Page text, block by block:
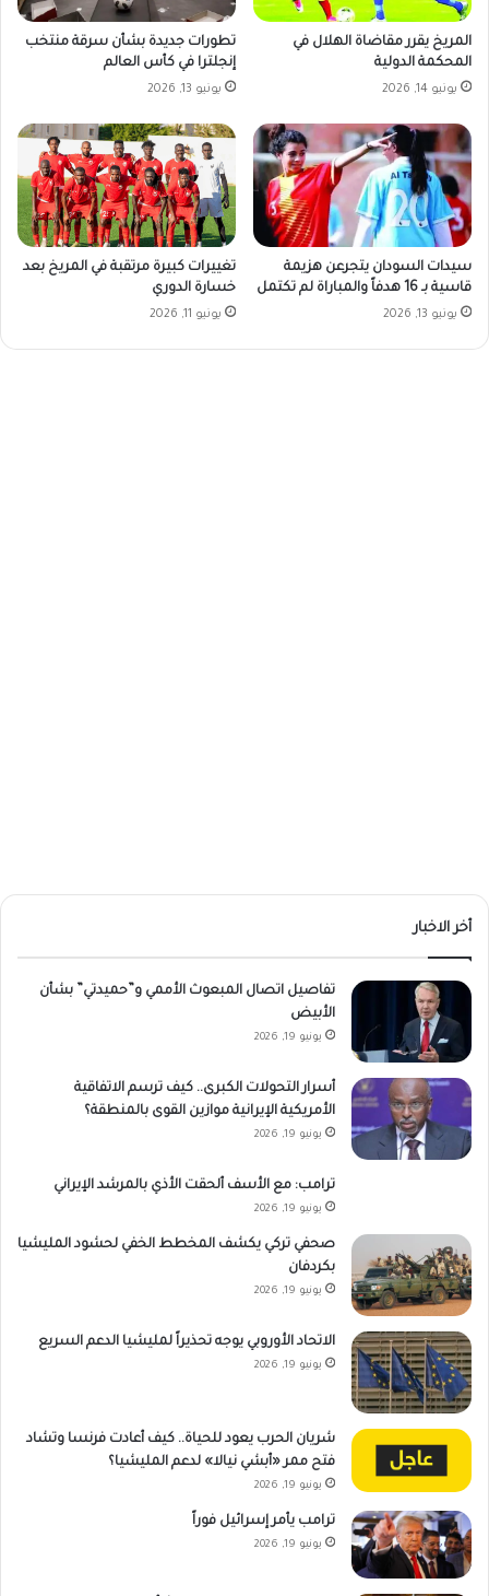
المريخ يقرر مقاضاة الهلال في
المحكمة الدولية
يونيو 14, 2026
تطورات جديدة بشأن سرقة منتخب
إنجلترا في كأس العالم
يونيو 13, 2026
سيدات السودان يتجرعن هزيمة
قاسية بـ 16 هدفاً والمباراة لم تكتمل
يونيو 13, 2026
تغييرات كبيرة مرتقبة في المريخ بعد
خسارة الدوري
يونيو 11, 2026
أخر الاخبار
تفاصيل اتصال المبعوث الأممي و”حميدتي” بشأن
الأبيض
يونيو 19, 2026
أسرار التحولات الكبرى.. كيف ترسم الاتفاقية
الأمريكية الإيرانية موازين القوى بالمنطقة؟
يونيو 19, 2026
ترامب: مع الأسف ألحقت الأذي بالمرشد الإيراني
يونيو 19, 2026
صحفي تركي يكشف المخطط الخفي لحشود المليشيا
بكردفان
يونيو 19, 2026
الاتحاد الأوروبي يوجه تحذيراً لمليشيا الدعم السريع
يونيو 19, 2026
شريان الحرب يعود للحياة.. كيف أعادت فرنسا وتشاد
فتح ممر «أبشي نيالا» لدعم المليشيا؟
يونيو 19, 2026
ترامب يأمر إسرائيل فوراً
يونيو 19, 2026